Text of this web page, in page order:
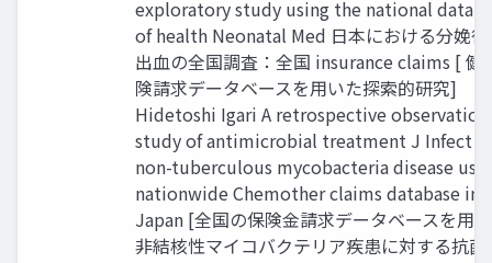
exploratory study using the national
of health Neonatal Med 日本における分娩
出血の全国調査：全国 insurance claims [ 健
険請求データベースを用いた探索的研究]
Hidetoshi Igari A retrospective
study of antimicrobial treatment J Infect
non-tuberculous mycobacteria disease
nationwide Chemother claims database in
Japan [全国の保険金請求データベースを用
非結核性マイコバクテリア疾患に対する抗菌